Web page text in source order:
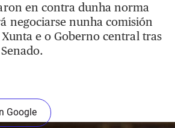
en contra dunha norma
negociarse nunha comisión
e o Goberno central tras
Google